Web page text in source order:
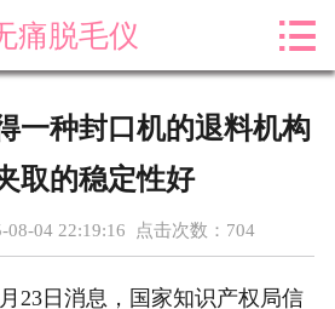
新闻资讯
案例展示
痛脱毛仪 
一种封口机的退料机构
取的稳定性好
08-04 22:19:16 点击次数： 704
日消息，国家知识产权局信